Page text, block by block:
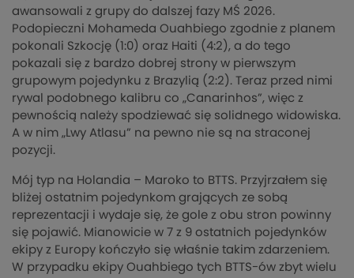
awansowali z grupy do dalszej fazy MŚ 2026.
Podopieczni Mohameda Ouahbiego zgodnie z planem
pokonali Szkocję (1:0) oraz Haiti (4:2), a do tego
pokazali się z bardzo dobrej strony w pierwszym
grupowym pojedynku z Brazylią (2:2). Teraz przed nimi
rywal podobnego kalibru co „Canarinhos”, więc z
pewnością należy spodziewać się solidnego widowiska.
A w nim „Lwy Atlasu” na pewno nie są na straconej
pozycji.
Mój typ na Holandia – Maroko to BTTS. Przyjrzałem się
bliżej ostatnim pojedynkom grających ze sobą
reprezentacji i wydaje się, że gole z obu stron powinny
się pojawić. Mianowicie w 7 z 9 ostatnich pojedynków
ekipy z Europy kończyło się właśnie takim zdarzeniem.
W przypadku ekipy Ouahbiego tych BTTS-ów zbyt wielu